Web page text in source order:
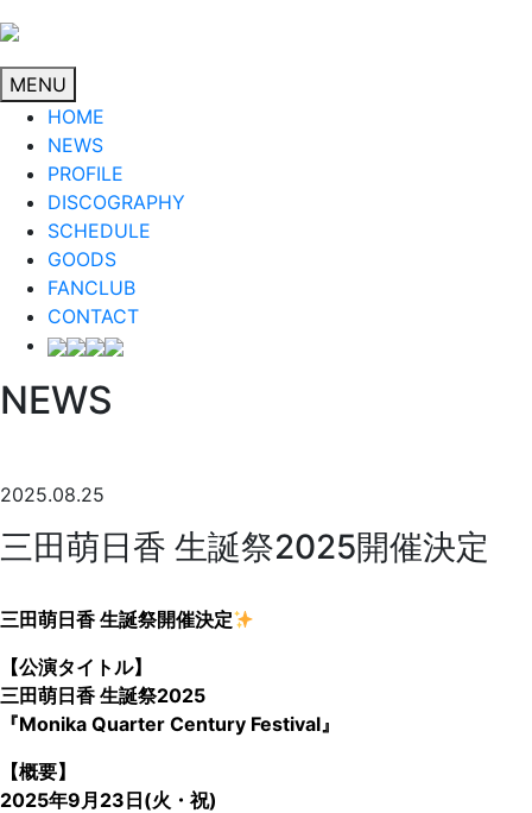
MENU
HOME
NEWS
PROFILE
DISCOGRAPHY
SCHEDULE
GOODS
FANCLUB
CONTACT
NEWS
2025.08.25
三田萌日香 生誕祭2025開催決定
三田萌日香 生誕祭開催決定
【公演タイトル】
三田萌日香 生誕祭2025
『Monika Quarter Century Festival』
【概要】
2025年9月23日(火・祝)